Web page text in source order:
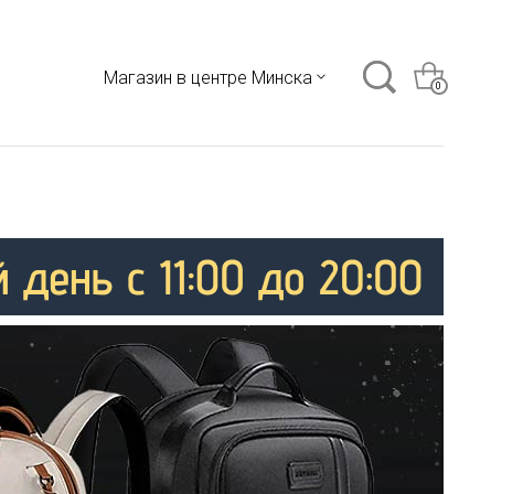
Магазин в центре Минска 0